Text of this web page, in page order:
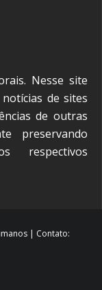
Nesse site
de sites
de outras
preservando
respectivos
| Contato: